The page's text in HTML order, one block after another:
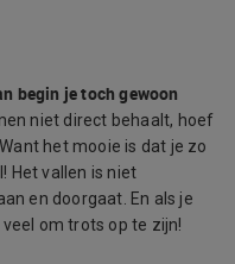
begin je toch gewoon
niet direct behaalt, hoef
het mooie is dat je zo
Het vallen is niet
en doorgaat. En als je
om trots op te zijn!